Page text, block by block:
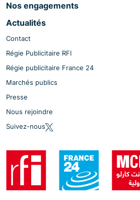
Nos engagements
Actualités
Contact
Régie Publicitaire RFI
Régie publicitaire France 24
Marchés publics
Presse
Nous rejoindre
Suivez-nous